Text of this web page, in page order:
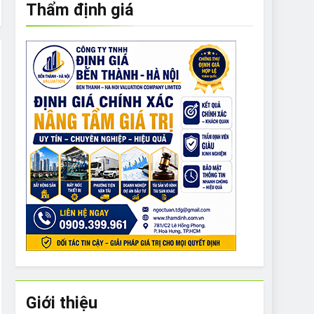
to What Bulldogs Can (and can’t) Eat
Run Long Distances?
Do I Need to Groom My Bulldog
Thẩm định giá
Giới thiệu